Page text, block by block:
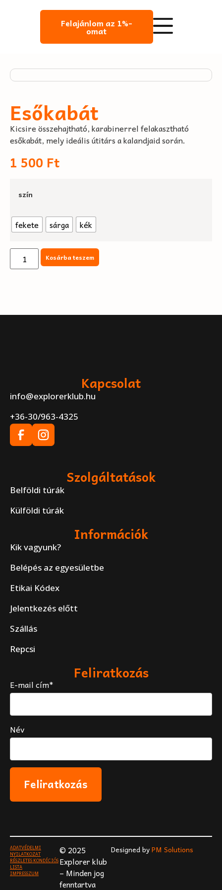
Felajánlom az 1%-
omat
Esőkabát
Kicsire összehajtható, karabinerrel felakasztható
esőkabát, mely ideális útitárs a kalandjaid során.
1 500 Ft
szín
fekete sárga kék
Kosárba teszem
Kapcsolat
info@explorerklub.hu
+36-30/963-4325
Szolgáltatások
Belföldi túrák
Külföldi túrák
Információk
Kik vagyunk?
Belépés az egyesületbe
Etikai Kódex
Jelentkezés előtt
Szállás
Repcsi
Feliratkozás
E-mail cím*
Név
© 2025
Explorer klub
– Minden jog
fenntartva
ADATVÉDELMI
NYILATKOZAT
RÉSZLETES KONDÍCIÓS
LISTA
IMPRESSZUM
Designed byPM Solutions